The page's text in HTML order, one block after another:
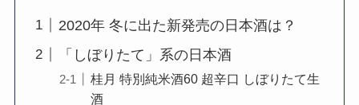
2020年 冬に出た新発売の日本酒は？
「しぼりたて」系の日本酒
桂月 特別純米酒60 超辛口 しぼりたて生
酒